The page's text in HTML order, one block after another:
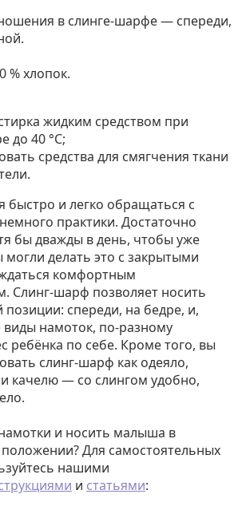
в слинге-шарфе — спереди,
% хлопок.
жидким средством при
до 40 °C;
средства для смягчения ткани
быстро и легко обращаться с
практики. Достаточно
бы дважды в день, чтобы уже
делать это с закрытыми
комфортным
Слинг-шарф позволяет носить
спереди, на бедре, и,
намоток, по-разному
ребёнка по себе. Кроме того, вы
слинг-шарф как одеяло,
качелю — со слингом удобно,
и носить малыша в
Для самостоятельных
нашими
и статьями: